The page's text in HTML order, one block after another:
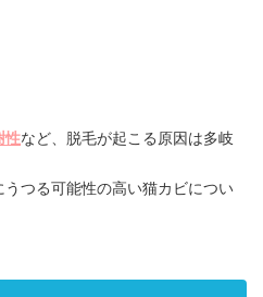
性など、脱毛が起こる原因は多岐
つる可能性の高い猫カビについ